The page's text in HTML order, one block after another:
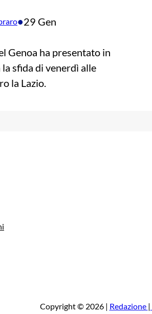
•29 Gen
Genoa ha presentato in
sfida di venerdì alle
la Lazio.
Copyright © 2026 | Redazione |